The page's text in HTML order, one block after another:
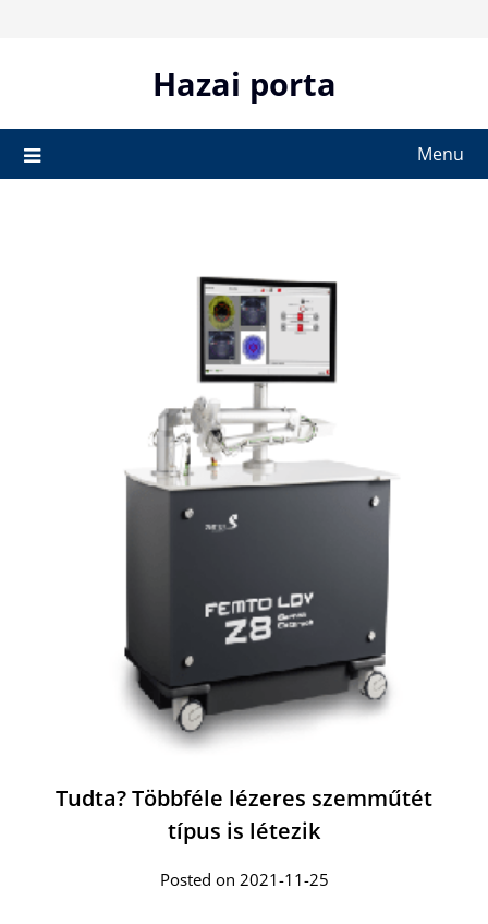
Hazai porta
Menu
Tudta? Többféle lézeres szemműtét
típus is létezik
Posted on 2021-11-25